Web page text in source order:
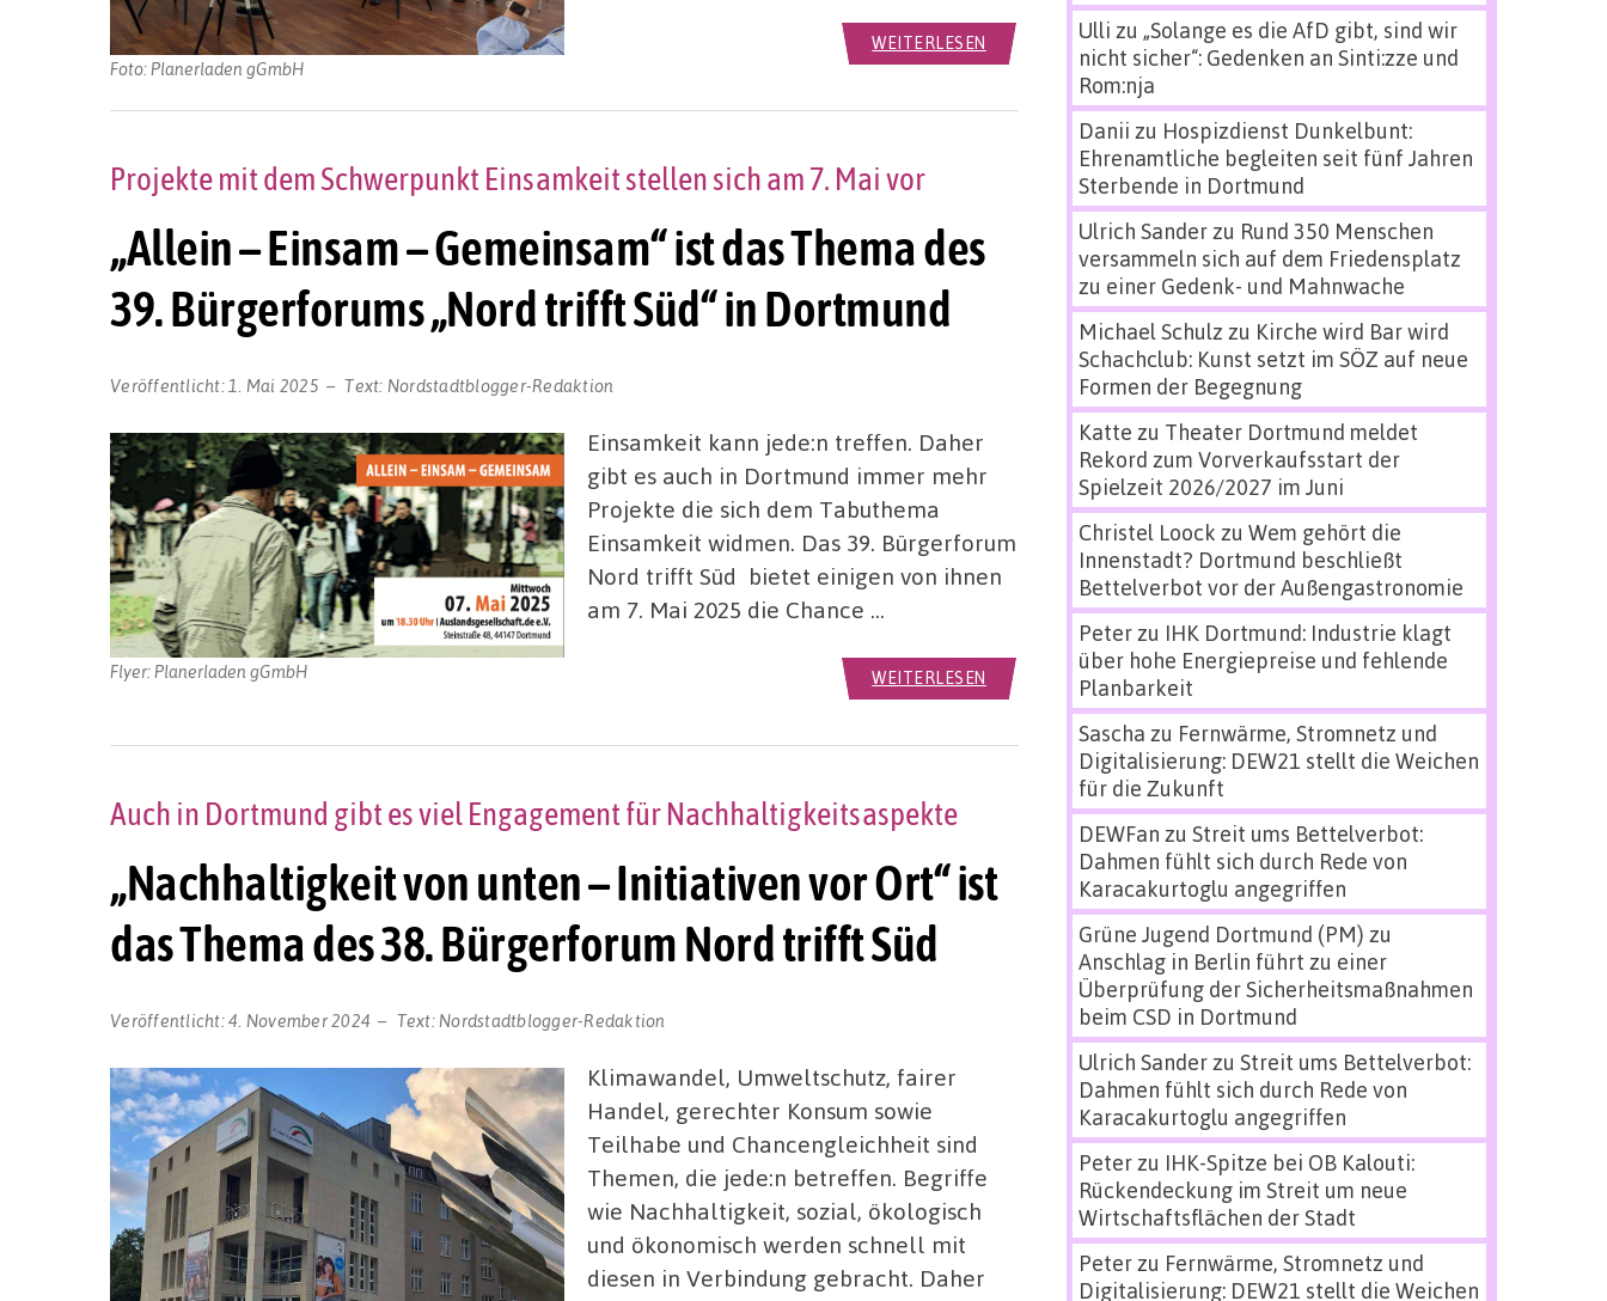
Foto: Planerladen gGmbH
WEITERLESEN
„Allein – Einsam – Gemeinsam“ ist das Thema des
39. Bürgerforums „Nord trifft Süd“ in Dortmund
Projekte mit dem Schwerpunkt Einsamkeit stellen sich am 7. Mai vor
Veröffentlicht: 1. Mai 2025 Text: Nordstadtblogger-Redaktion
Flyer: Planerladen gGmbH
Einsamkeit kann jede:n treffen. Daher
gibt es auch in Dortmund immer mehr
Projekte die sich dem Tabuthema
Einsamkeit widmen. Das 39. Bürgerforum
Nord trifft Süd bietet einigen von ihnen
am 7. Mai 2025 die Chance …
WEITERLESEN
„Nachhaltigkeit von unten – Initiativen vor Ort“ ist
das Thema des 38. Bürgerforum Nord trifft Süd
Auch in Dortmund gibt es viel Engagement für Nachhaltigkeitsaspekte
Veröffentlicht:4. November 2024 Text: Nordstadtblogger-Redaktion
Klimawandel, Umweltschutz, fairer
Handel, gerechter Konsum sowie
Teilhabe und Chancengleichheit sind
Themen, die jede:n betreffen. Begriffe
wie Nachhaltigkeit, sozial, ökologisch
und ökonomisch werden schnell mit
diesen in Verbindung gebracht. Daher
Ulli zu „Solange es die AfD gibt, sind wir
nicht sicher“: Gedenken an Sinti:zze und
Rom:nja
Danii zu Hospizdienst Dunkelbunt:
Ehrenamtliche begleiten seit fünf Jahren
Sterbende in Dortmund
Ulrich Sanderzu Rund 350 Menschen
versammeln sich auf dem Friedensplatz
zu einer Gedenk- und Mahnwache
Michael Schulz zu Kirche wird Bar wird
Schachclub: Kunst setzt im SÖZ auf neue
Formen der Begegnung
Katte zu Theater Dortmund meldet
Rekord zum Vorverkaufsstart der
Spielzeit 2026/2027 im Juni
Christel Loock zu Wem gehört die
Innenstadt? Dortmund beschließt
Bettelverbot vor der Außengastronomie
Peterzu IHK Dortmund: Industrie klagt
über hohe Energiepreise und fehlende
Planbarkeit
Sascha zu Fernwärme, Stromnetz und
Digitalisierung: DEW21 stellt die Weichen
für die Zukunft
DEWFan zu Streit ums Bettelverbot:
Dahmen fühlt sich durch Rede von
Karacakurtoglu angegriffen
Grüne Jugend Dortmund (PM) zu
Anschlag in Berlin führt zu einer
Überprüfung der Sicherheitsmaßnahmen
beim CSD in Dortmund
Ulrich Sanderzu Streit ums Bettelverbot:
Dahmen fühlt sich durch Rede von
Karacakurtoglu angegriffen
Peterzu IHK-Spitze bei OB Kalouti:
Rückendeckung im Streit um neue
Wirtschaftsflächen der Stadt
Peterzu Fernwärme, Stromnetz und
Digitalisierung: DEW21 stellt die Weichen